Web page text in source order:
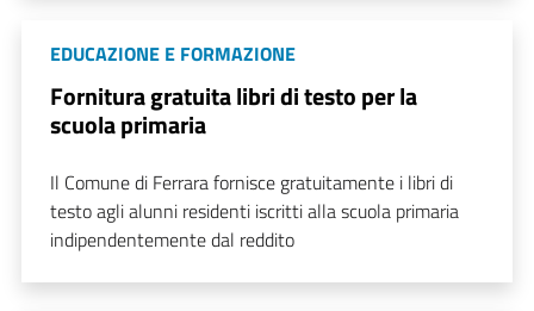
EDUCAZIONE E FORMAZIONE
Fornitura gratuita libri di testo per la
scuola primaria
Il Comune di Ferrara fornisce gratuitamente i libri di
testo agli alunni residenti iscritti alla scuola primaria
indipendentemente dal reddito